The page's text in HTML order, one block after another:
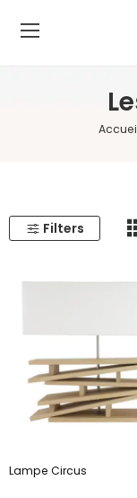
Filters
Lampe Circus